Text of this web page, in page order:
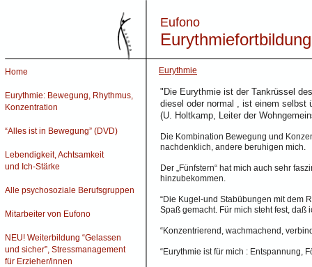
Eufono
Eurythmie
Home
Eurythmie: Bewegung, Rhythmus,
Konzentration
“Alles ist in Bewegung” (DVD)
Lebendigkeit, Achtsamkeit
und Ich-Stärke
Alle psychosoziale Berufsgruppen
Mitarbeiter von Eufono
NEU! Weiterbildung “Gelassen
und sicher”, Stressmanagement
für Erzieher/innen
"Die Eurythmie ist der Tankrüssel
diesel oder normal , ist einem selbst
(U. Holtkamp, Leiter der
Die Kombination Bewegung und
nachdenklich, andere beruhigen mich.
Der „Fünfstern“ hat mich auch sehr
hinzubekommen.
“Die Kugel-und Stabübungen mit dem
Spaß gemacht. Für mich steht fest, daß
“Konzentrierend, wachmachend,
“Eurythmie ist für mich : Entspannung,